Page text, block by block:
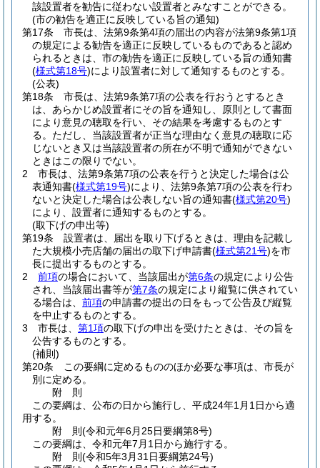
該設置者を勧告に従わない設置者とみなすことができる。
(市の勧告を適正に反映している旨の通知)
第17条
市長は、法第9条第4項の届出の内容が法第9条第1項
の規定による勧告を適正に反映しているものであると認め
られるときは、市の勧告を適正に反映している旨の通知書
(様式第18号)により設置者に対して通知するものとする。
(公表)
第18条
市長は、法第9条第7項の公表を行おうとするとき
は、あらかじめ設置者にその旨を通知し、原則として書面
により意見の聴取を行い、その結果を考慮するものとす
る。 ただし、当該設置者が正当な理由なく意見の聴取に応
じないとき又は当該設置者の所在が不明で通知ができない
ときはこの限りでない。
2
市長は、法第9条第7項の公表を行うと決定した場合は公
表通知書(様式第19号)により、法第9条第7項の公表を行わ
ないと決定した場合は公表しない旨の通知書(様式第20号)
により、設置者に通知するものとする。
(取下げの申出等)
第19条
設置者は、届出を取り下げるときは、理由を記載し
た大規模小売店舗の届出の取下げ申請書(様式第21号)を市
長に提出するものとする。
2
前項の場合において、当該届出が第6条の規定により公告
され、当該届出書等が第7条の規定により縦覧に供されてい
る場合は、 前項の申請書の提出の日をもって公告及び縦覧
を中止するものとする。
3
市長は、 第1項の取下げの申出を受けたときは、その旨を
公告するものとする。
(補則)
第20条
この要綱に定めるもののほか必要な事項は、市長が
別に定める。
附 則
この要綱は、公布の日から施行し、平成24年1月1日から適
用する。
附 則(令和元年6月25日要綱第8号)
この要綱は、令和元年7月1日から施行する。
附 則(令和5年3月31日要綱第24号)